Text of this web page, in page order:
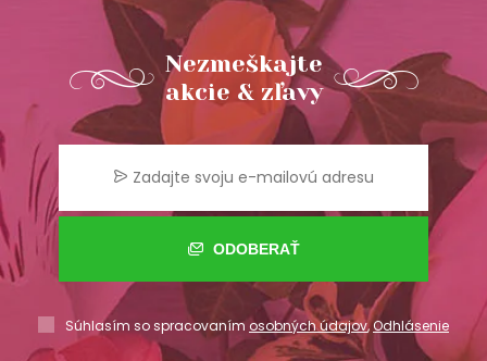
Nezmeškajte
akcie & zľavy
ODOBERAŤ
Súhlasím so spracovaním osobných údajov,Odhlásenie